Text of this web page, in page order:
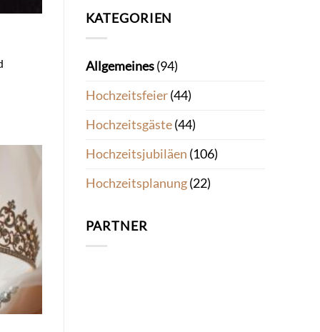
KATEGORIEN
Allgemeines(94)
Hochzeitsfeier(44)
Hochzeitsgäste(44)
Hochzeitsjubiläen (106)
Hochzeitsplanung(22)
PARTNER